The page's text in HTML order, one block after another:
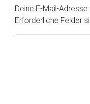
Deine E-Mail-
Erforderliche Felder